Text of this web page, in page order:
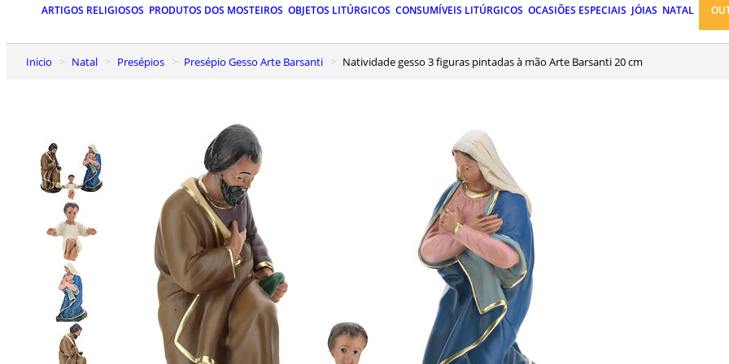
ARTIGOS RELIGIOSOS PRODUTOS DOS MOSTEIROS OBJETOS LITÚRGICOS CONSUMÍVEIS LITÚRGICOS OCASIÕES ESPECIAIS JÓIAS NATAL
Inicio Natal Presépios Presépio Gesso Arte Barsanti Natividade gesso 3 figuras pintadas à mão Arte Barsanti 20 cm